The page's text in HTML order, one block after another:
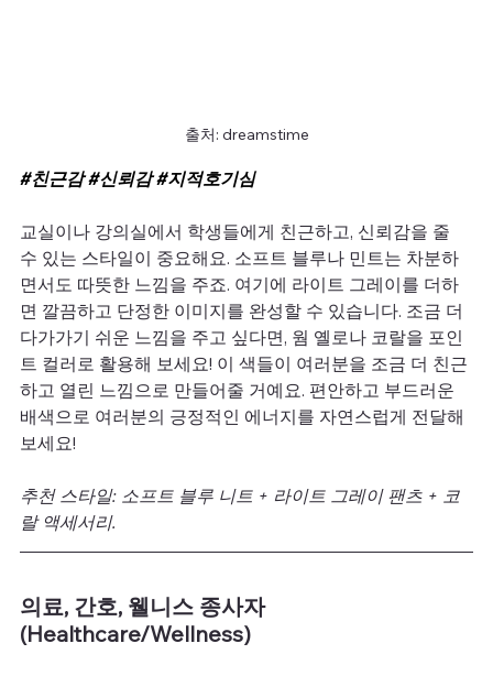
출처: dreamstime
#친근감 #신뢰감 #지적호기심
교실이나 강의실에서 학생들에게 친근하고, 신뢰감을 줄
수 있는 스타일이 중요해요. 소프트 블루나 민트는 차분하
면서도 따뜻한 느낌을 주죠. 여기에 라이트 그레이를 더하
면 깔끔하고 단정한 이미지를 완성할 수 있습니다. 조금 더
다가가기 쉬운 느낌을 주고 싶다면, 웜 옐로나 코랄을 포인
트 컬러로 활용해 보세요! 이 색들이 여러분을 조금 더 친근
하고 열린 느낌으로 만들어줄 거예요. 편안하고 부드러운
배색으로 여러분의 긍정적인 에너지를 자연스럽게 전달해
보세요!
추천 스타일: 소프트 블루 니트 + 라이트 그레이 팬츠 + 코
랄 액세서리.
의료, 간호, 웰니스 종사자
(Healthcare/Wellness)